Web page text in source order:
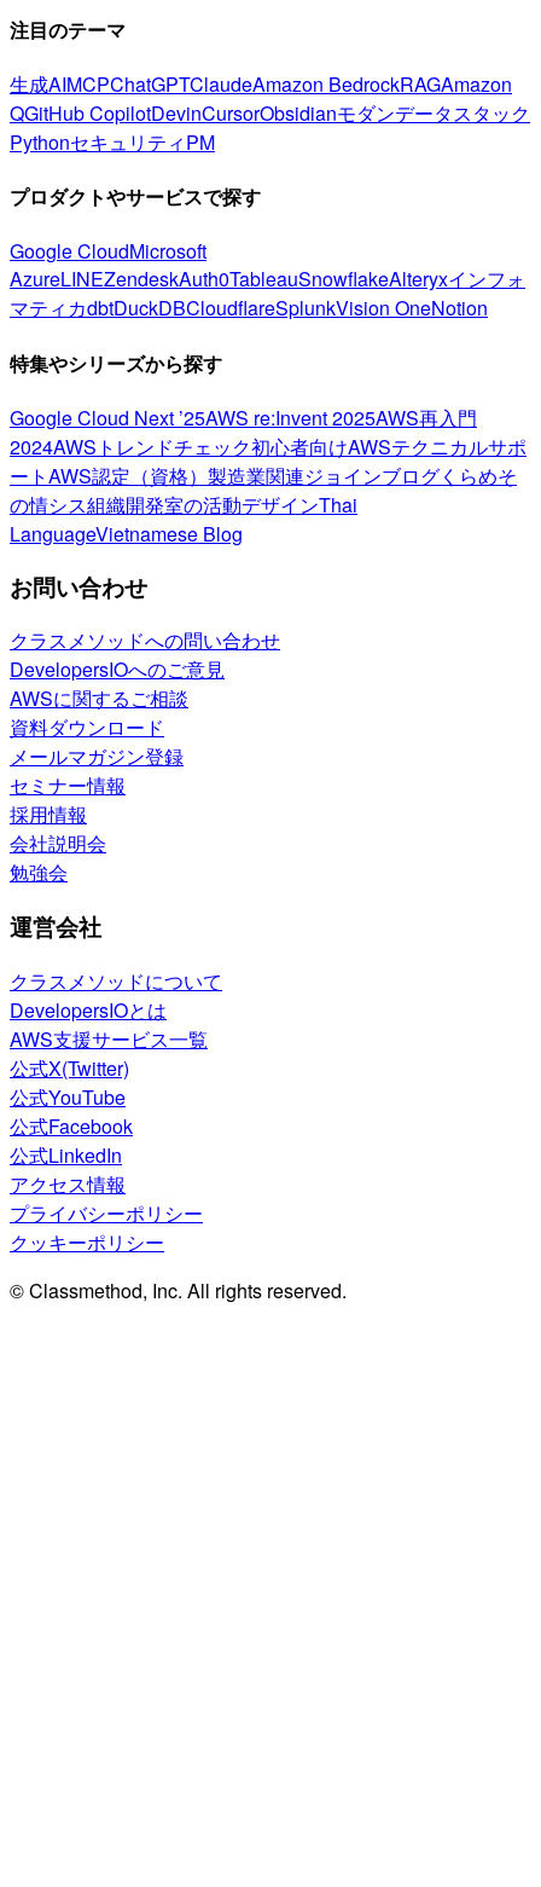
注目のテーマ
生成AIMCPChatGPTClaudeAmazon BedrockRAGAmazon
QGitHub CopilotDevinCursorObsidianモダンデータスタック
PythonセキュリティPM
プロダクトやサービスで探す
Google CloudMicrosoft
AzureLINEZendeskAuth0TableauSnowflakeAlteryxインフォ
マティカdbtDuckDBCloudflareSplunkVision OneNotion
特集やシリーズから探す
Google Cloud Next ’25AWS re:Invent 2025AWS再入門
2024AWSトレンドチェック初心者向けAWSテクニカルサポ
ートAWS認定（資格） 製造業関連ジョインブログくらめそ
の情シス組織開発室の活動デザインThai
LanguageVietnamese Blog
お問い合わせ
クラスメソッドへの問い合わせ
DevelopersIOへのご意見
AWSに関するご相談
資料ダウンロード
メールマガジン登録
セミナー情報
採用情報
会社説明会
勉強会
運営会社
クラスメソッドについて
DevelopersIOとは
AWS支援サービス一覧
公式X(Twitter)
公式YouTube
公式Facebook
公式LinkedIn
アクセス情報
プライバシーポリシー
クッキーポリシー
© Classmethod, Inc. All rights reserved.